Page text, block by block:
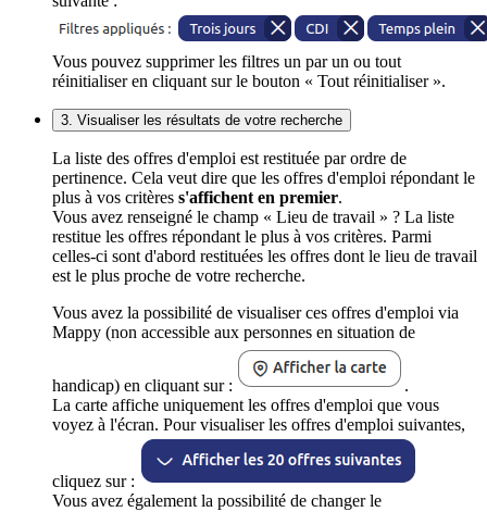
Vous pouvez supprimer les filtres un par un ou tout
réinitialiser en cliquant sur le bouton « Tout réinitialiser ».
3. Visualiser les résultats de votre recherche
La liste des offres d'emploi est restituée par ordre de
pertinence. Cela veut dire que les offres d'emploi répondant le
plus à vos critères s'affichent en premier.
Vous avez renseigné le champ « Lieu de travail » ? La liste
restitue les offres répondant le plus à vos critères. Parmi
celles-ci sont d'abord restituées les offres dont le lieu de travail
est le plus proche de votre recherche.
Vous avez la possibilité de visualiser ces offres d'emploi via
Mappy (non accessible aux personnes en situation de
handicap) en cliquant sur :
.
La carte affiche uniquement les offres d'emploi que vous
voyez à l'écran. Pour visualiser les offres d'emploi suivantes,
cliquez sur :
Vous avez également la possibilité de changer le